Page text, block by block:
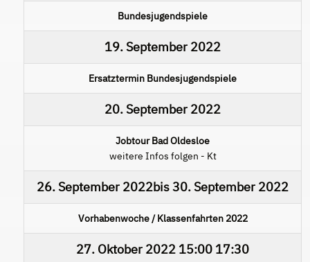
Bundesjugendspiele
19. September 2022
Ersatztermin Bundesjugendspiele
20. September 2022
Jobtour Bad Oldesloe
weitere Infos folgen - Kt
26. September 2022bis30. September 2022
Vorhabenwoche / Klassenfahrten 2022
27. Oktober 2022 15:00 17:30